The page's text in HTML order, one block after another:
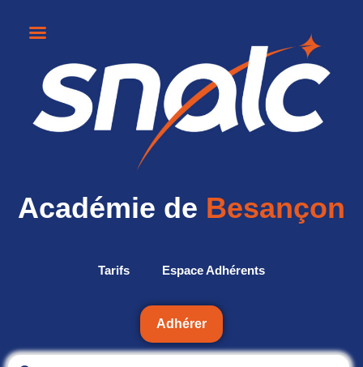
Académie de Besançon
Tarifs Espace Adhérents
Adhérer